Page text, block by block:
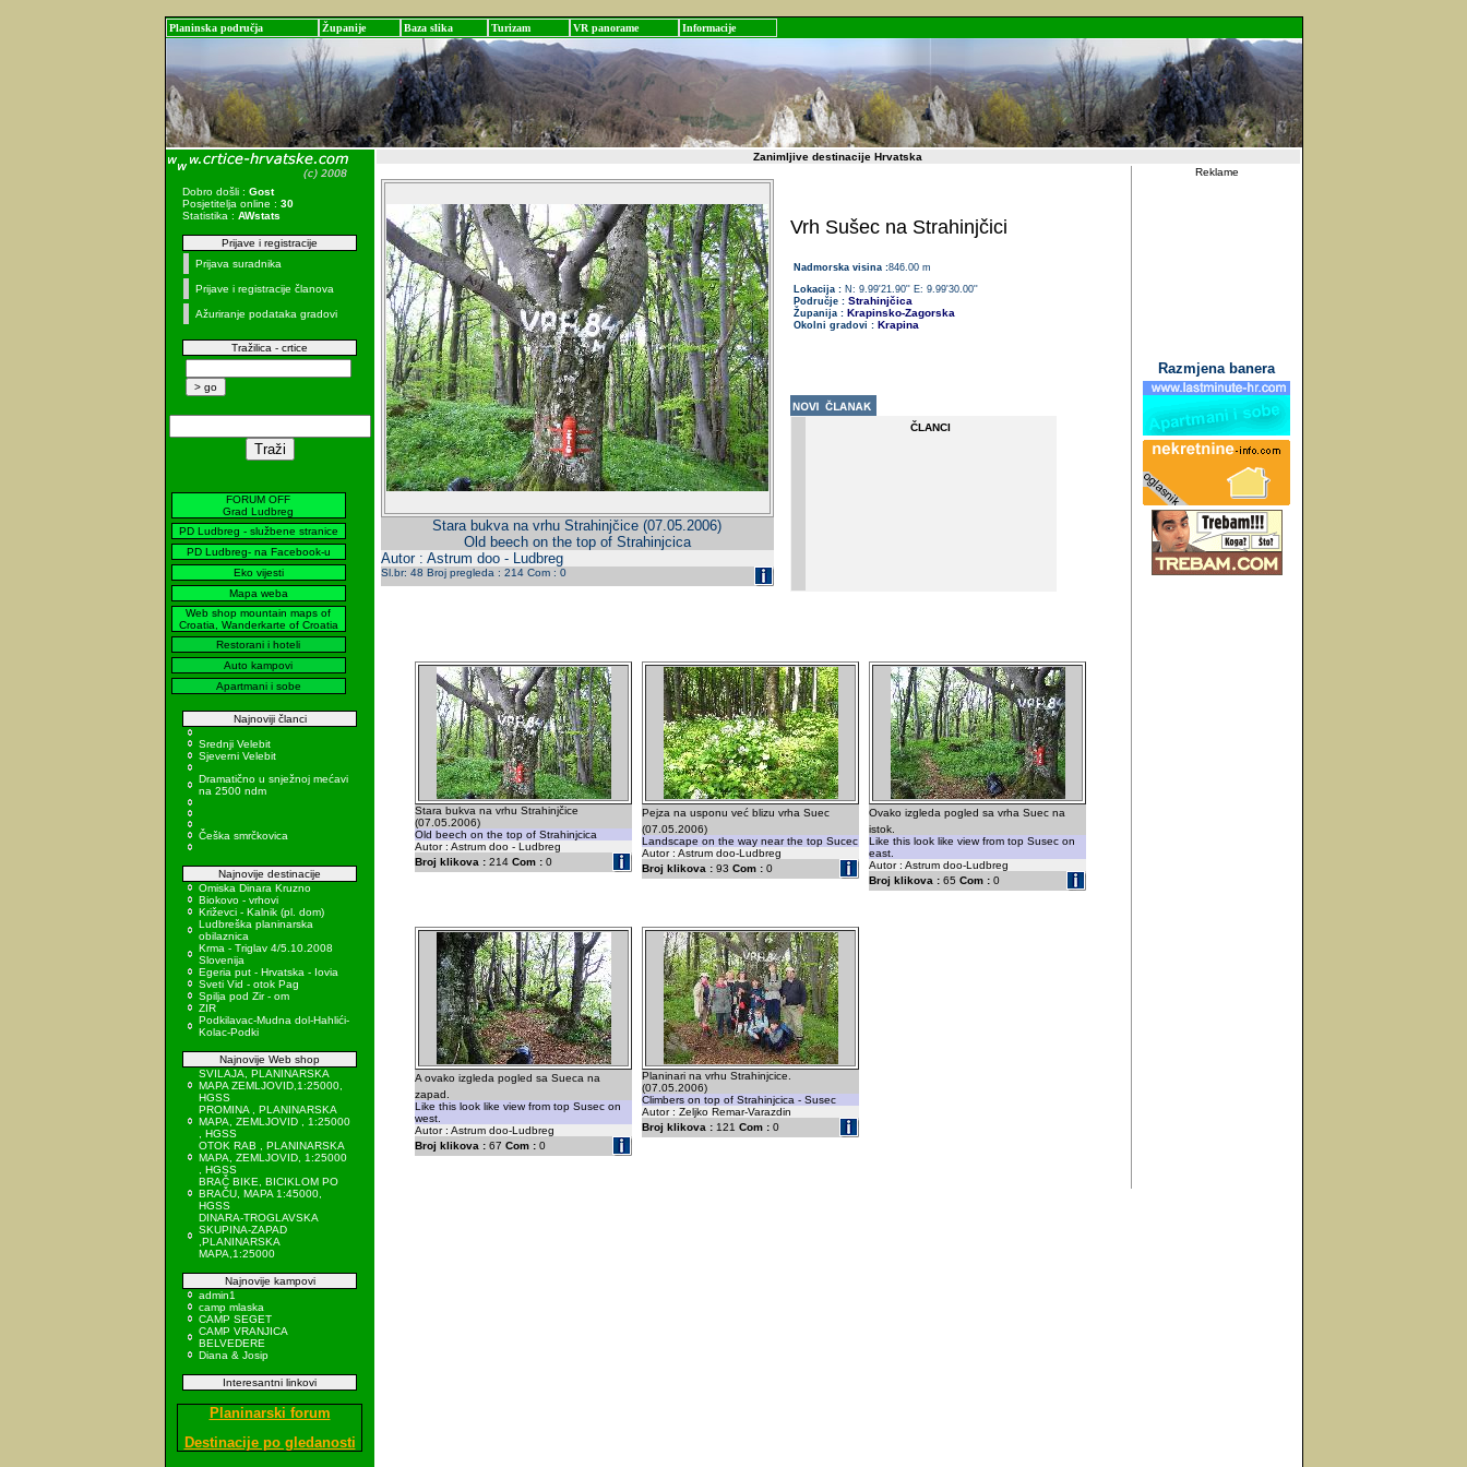
Planinska područja Županije Baza slika Turizam VR panorame Informacije
Dobro došli : Gost
Posjetitelja online : 30
Statistika : AWstats
Prijave i registracije
Prijava suradnika
Prijave i registracije članova
Ažuriranje podataka gradovi
Tražilica - crtice
FORUM OFF
Grad Ludbreg
PD Ludbreg - službene stranice
PD Ludbreg- na Facebook-u
Eko vijesti
Mapa weba
Web shop mountain maps of
Croatia, Wanderkarte of Croatia
Restorani i hoteli
Auto kampovi
Apartmani i sobe
Najnoviji članci
Srednji Velebit
Sjeverni Velebit
Dramatično u snježnoj mećavi
na 2500 ndm
Češka smrčkovica
Najnovije destinacije
Omiska Dinara Kruzno
Biokovo - vrhovi
Križevci - Kalnik (pl. dom)
Ludbreška planinarska
obilaznica
Krma - Triglav 4/5.10.2008
Slovenija
Egeria put - Hrvatska - Iovia
Sveti Vid - otok Pag
Spilja pod Zir - om
ZIR
Podkilavac-Mudna dol-Hahlići-
Kolac-Podki
Najnovije Web shop
SVILAJA, PLANINARSKA
MAPA ZEMLJOVID,1:25000,
HGSS
PROMINA , PLANINARSKA
MAPA, ZEMLJOVID , 1:25000
, HGSS
OTOK RAB , PLANINARSKA
MAPA, ZEMLJOVID, 1:25000
, HGSS
BRAČ BIKE, BICIKLOM PO
BRAČU, MAPA 1:45000,
HGSS
DINARA-TROGLAVSKA
SKUPINA-ZAPAD
,PLANINARSKA
MAPA,1:25000
Najnovije kampovi
admin1
camp mlaska
CAMP SEGET
CAMP VRANJICA
BELVEDERE
Diana & Josip
Interesantni linkovi
Planinarski forum
Destinacije po gledanosti
Zanimljive destinacije Hrvatska
Stara bukva na vrhu Strahinjčice (07.05.2006)
Old beech on the top of Strahinjcica
Autor : Astrum doo - Ludbreg
Sl.br: 48 Broj pregleda : 214 Com : 0
Vrh Sušec na Strahinjčici
Nadmorska visina :846.00 m
Lokacija :N: 9.99'21.90'' E: 9.99'30.00''
Područje :Strahinjčica
Županija : Krapinsko-Zagorska
Okolni gradovi : Krapina
ČLANCI
Stara bukva na vrhu Strahinjčice
(07.05.2006)
Old beech on the top of Strahinjcica
Autor : Astrum doo - Ludbreg
Broj klikova : 214 Com : 0
Pejza na usponu već blizu vrha Suec
(07.05.2006)
Landscape on the way near the top Sucec
Autor : Astrum doo-Ludbreg
Broj klikova : 93 Com : 0
Ovako izgleda pogled sa vrha Suec na
istok.
Like this look like view from top Susec on
east.
Autor : Astrum doo-Ludbreg
Broj klikova : 65 Com : 0
A ovako izgleda pogled sa Sueca na
zapad.
Like this look like view from top Susec on
west.
Autor : Astrum doo-Ludbreg
Broj klikova : 67 Com : 0
Planinari na vrhu Strahinjcice.
(07.05.2006)
Climbers on top of Strahinjcica - Susec
Autor : Zeljko Remar-Varazdin
Broj klikova : 121 Com : 0
Reklame
Razmjena banera